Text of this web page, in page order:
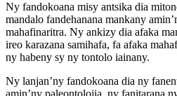
Ny fandokoana misy antsika dia
mandalo fandehanana mankany
mahafinaritra. Ny ankizy dia afaka
ireo karazana samihafa, fa afaka
ny habeny sy ny tontolo iainany.
Ny lanjan’ny fandokoana dia ny